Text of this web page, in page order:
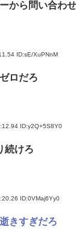
から問い合わ
ID:sE/XuPNnM
ロだろ
ID:y2Q+5S8Y0
続けろ
ID:0VMaj6Yy0
きすぎだろ